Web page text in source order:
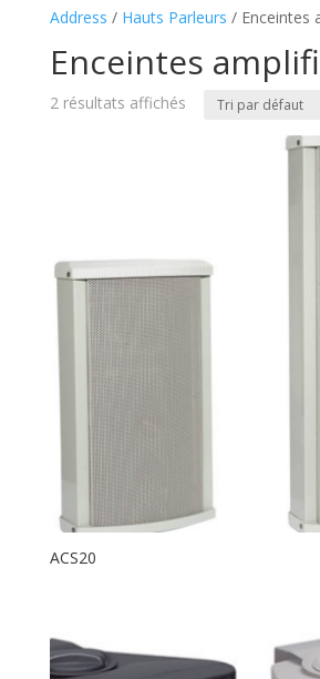
Address / Hauts Parleurs / Enceintes
Enceintes
2 résultats affichés
ACS20